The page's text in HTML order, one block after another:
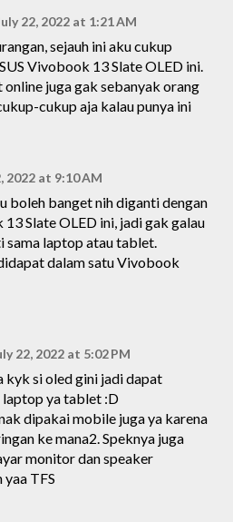
22, 2022 at 1:21 AM
sejauh ini aku cukup
Vivobook 13 Slate OLED ini.
juga gak sebanyak orang
cukup aja kalau punya ini
2022 at 9:10 AM
boleh banget nih diganti dengan
Slate OLED ini, jadi gak galau
sama laptop atau tablet.
dalam satu Vivobook
22, 2022 at 5:02 PM
kyk si oled gini jadi dapat
laptop ya tablet :D
dipakai mobile juga ya karena
ke mana2. Speknya juga
monitor dan speaker
yaa TFS